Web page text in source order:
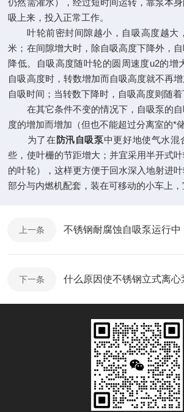
仍然需灌水），经过短时间运转，靠泵本身
吸上来，投入正常工作。
叶轮前密封间隙越小，自吸高度越大
米；在间隙增大时，除自吸高度下降外，
降低。自吸高度随叶轮的圆周速度u2的增
自吸高度时，转数增加而自吸高度就不再
自吸时间；当转数下降时，自吸高度则随着
在其它条件不变的情况下，自吸泵的自
度的增加而增加（但也不能超过分离室的*
为了在 防汛自吸泵中更好地使气水混
些，使叶栅的节距增大；并宜采用半开式
的叶轮），这样更方便于回水深入地射进
部分与内燃机配套，装在可移动的小车上，
上一条
下一条